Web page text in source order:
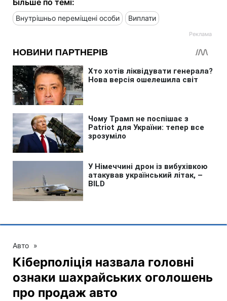
Більше по темі:
Внутрішньо переміщені особи Виплати
Авто »
Кіберполіція назвала головні
ознаки шахрайських оголошень
про продаж авто